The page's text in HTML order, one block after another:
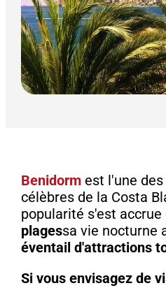
Benidormest l'une des
célèbres de la Costa
popularité s'est accrue
plagessa vie nocturne
éventail d'attractions
Si vous envisagez de